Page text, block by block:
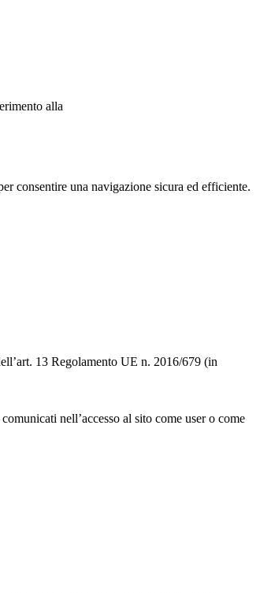
alla
consentire una navigazione sicura ed efficiente.
13 Regolamento UE n. 2016/679 (in
nell’accesso al sito come user o come